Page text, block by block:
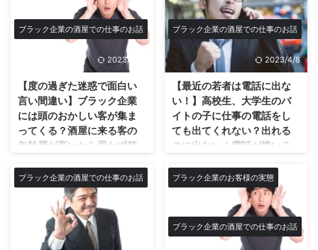
ドン・キホーテを勝手にライバル
視？最初から狭い通路をさらに狭
くする！？ ある日うちのブラッ
ク企業のクズ社長が上の階の事務
所からわざわざ店に降りて来てい
きなりこう言い出した… 『そこの
通路の棚寄せてもっと狭くしよ
か！』 おいおいいきなりどうし
たんだよ！？ってなりますよね。
というのもうちの店はもともと狭
いのにキャパシティーオーバーで
アイテム数と在庫があるので最初
から狭いのです。 まず最初から
狭いんだよ全ての通路が！既にギ
リなんだよ通路の狭さ！ 何考え
てんだコイツ！？ってなりまし
要注意！夏は脱す症状にな
るぐらい暑い…しかし、社長
の衝撃的発言が・・・
体がキンキンに冷えてやがる… ウ
チのブラック企業の会社の店(店
内)の寒さはもはや尋常じゃな
い。 体の芯の芯まで完全に冷え
切ってキンキンでもはや動く事が
出来ない。恐らく店内でウトウト
して万が一眠ってしまったら即凍
死だろう…(笑) もともと外並みに
寒い店なのに、オープンの冷蔵庫
がある為その冷気の相乗効果で寒
さに拍車が掛かる。 もはやスキ
ー場？雪山？と錯覚してしまうぐ
らいw ここまで寒いと仕事に支障
が出るどころの話では無い。 レ
ブラック企業の酒屋での仕事のお話
2023/4/14
【度の過ぎた迷惑で面白い
言い間違い】ブラック企業
には頭のおかしい客が集ま
ってくる？酒屋に来る客の
年齢層が高いから思わず笑
う意味不明解読解釈不可能
な商品名などの言い間違い
の数々で毎日店員はてんて
こ舞い！
酒屋でのお客さんの言い間違いの
ブラック企業の酒屋での仕事のお話
2023/4/8
【最近の若者は電話に出な
い！】高校生、大学生のバ
イトの子に仕事の電話をし
ても出てくれない？出れる
のに出ない！電話が嫌い？
い？電話よりもLINE？社交
性ゼロの困ったバイト達に
最近の若者は電話に出ない！出れ
るなら出ろ！ 最近のニュース番
ブラック企業の酒屋での仕事のお話 ブラック企業のお客様の実態
ブラック企業の酒屋での仕事のお話